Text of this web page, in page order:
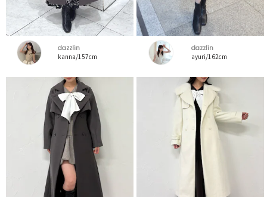
dazzlin
kanna/157cm
dazzlin
ayuri/162cm